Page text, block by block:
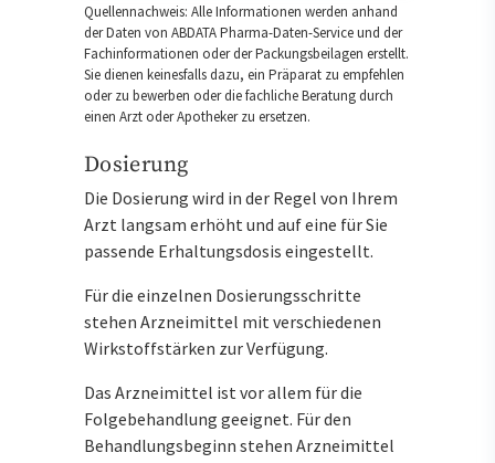
Quellennachweis: Alle Informationen werden anhand
der Daten von ABDATA Pharma-Daten-Service und der
Fachinformationen oder der Packungsbeilagen erstellt.
Sie dienen keinesfalls dazu, ein Präparat zu empfehlen
oder zu bewerben oder die fachliche Beratung durch
einen Arzt oder Apotheker zu ersetzen.
Dosierung
Die Dosierung wird in der Regel von Ihrem
Arzt langsam erhöht und auf eine für Sie
passende Erhaltungsdosis eingestellt.
Für die einzelnen Dosierungsschritte
stehen Arzneimittel mit verschiedenen
Wirkstoffstärken zur Verfügung.
Das Arzneimittel ist vor allem für die
Folgebehandlung geeignet. Für den
Behandlungsbeginn stehen Arzneimittel